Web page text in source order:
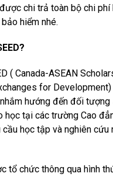
chi trả toàn bộ chi
hiểm nhé.
( Canada-ASEAN
for
hướng đến đối tượng
học tại các trường Cao
cầu học tập và nghiên cứu
tổ chức thông qua hình